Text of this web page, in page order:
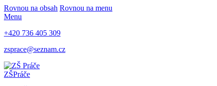
Rovnou na obsah Rovnou na menu
Menu
+420 736 405 309
zsprace@seznam.cz
ZŠPráče